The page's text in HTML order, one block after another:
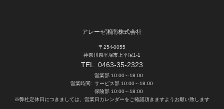
アレーゼ湘南株式会社
〒254-0055
神奈川県平塚市上平塚1-1
TEL:0463-35-2323
営業時間:
営業部 10:00～18:00
サービス部 10:00～18:00
保険部 10:00～18:00
※弊社定休日につきましては、営業日カレンダーをご確認頂きますようお願い致します